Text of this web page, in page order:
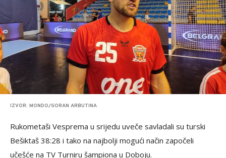
IZVOR: MONDO/GORAN ARBUTINA
Rukometaši Vesprema u srijedu uveče savladali su turski
Bešiktaš 38:28 i tako na najbolji mogući način započeli
učešće na TV Turniru šampiona u Doboju.